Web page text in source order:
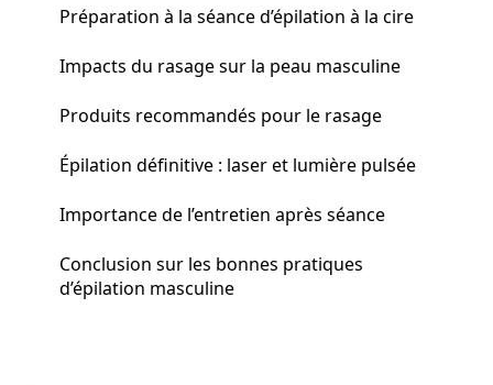
Préparation à la séance d’épilation à la cire
Impacts du rasage sur la peau masculine
Produits recommandés pour le rasage
Épilation définitive : laser et lumière pulsée
Importance de l’entretien après séance
Conclusion sur les bonnes pratiques
d’épilation masculine